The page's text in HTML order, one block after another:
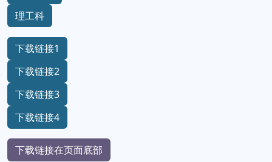
理工科
下载链接1
下载链接2
下载链接3
下载链接4
下载链接在页面底部